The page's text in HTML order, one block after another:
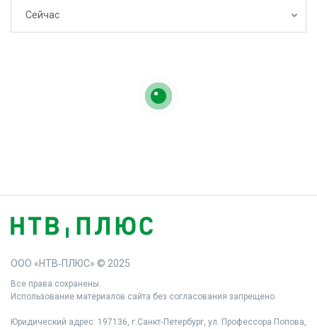
Сейчас
ООО «НТВ‑ПЛЮС» © 2025
Все права сохранены.
Использование материалов сайта без согласования запрещено.
Юридический адрес: 197136, г.Санкт‑Петербург, ул. Профессора Попова,